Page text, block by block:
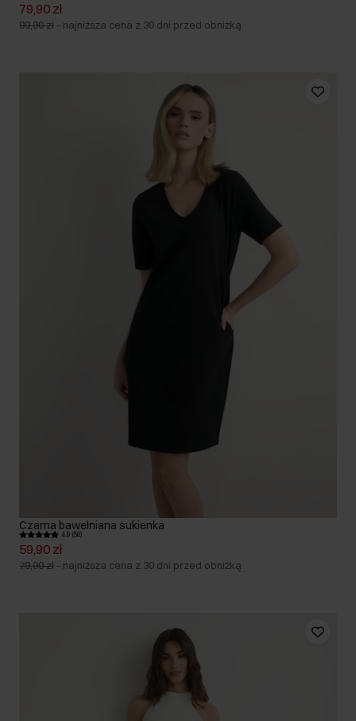
79,90 zł
99,90 zł - najniższa cena z 30 dni przed obniżką
Czarna bawełniana sukienka
4.9 (50)
59,90 zł
79,90 zł - najniższa cena z 30 dni przed obniżką